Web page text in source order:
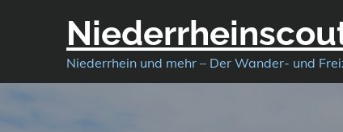
Niederrhein und mehr – Der Wander- und